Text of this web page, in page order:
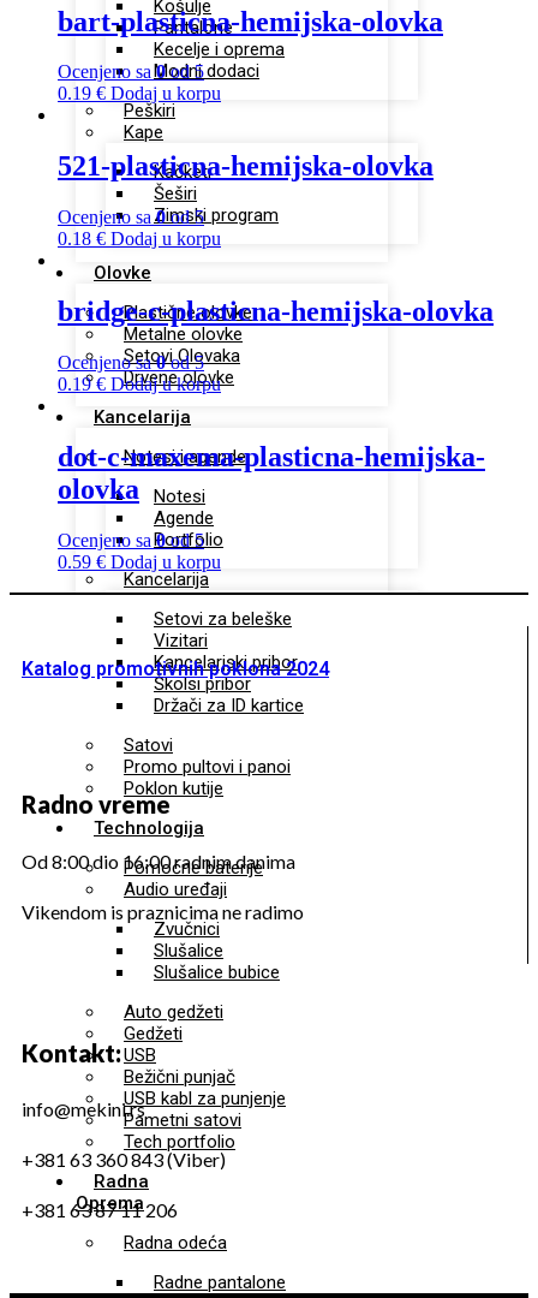
Košulje
Pantalone
Kecelje i oprema
Modni dodaci
Peškiri
Kape
Kačketi
Šeširi
Zimski program
Olovke
Plastične olovke
Metalne olovke
Setovi Olovaka
Drvene olovke
Kancelarija
Notesi i agende
Notesi
Agende
Portfolio
Kancelarija
Setovi za beleške
Vizitari
Kancelarjski pribor
Školsi pribor
Držači za ID kartice
Satovi
Promo pultovi i panoi
Poklon kutije
Technologija
Pomoćne baterije
Audio uređaji
Zvučnici
Slušalice
Slušalice bubice
Auto gedžeti
Gedžeti
USB
Bežični punjač
USB kabl za punjenje
Pametni satovi
Tech portfolio
Radna
Oprema
Radna odeća
Radne pantalone
bart-plasticna-hemijska-olovka
Ocenjeno sa0od 5
0.19 € Dodaj u korpu
521-plasticna-hemijska-olovka
Ocenjeno sa0od 5
0.18 € Dodaj u korpu
bridge-c-plasticna-hemijska-olovka
Ocenjeno sa0od 5
0.19€ Dodaj u korpu
dot-c-maxema-plasticna-hemijska-
olovka
Ocenjeno sa 0od 5
0.59 € Dodaj u korpu
Katalog promotivnih poklona 2024
Radno vreme
Od 8:00 dio 16:00 radnim danima
Vikendom is praznicima ne radimo
Kontakt:
info@mekini.rs
+381 63 360 843 (Viber)
+381 63 87 11 206